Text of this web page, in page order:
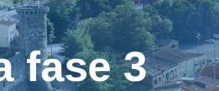
fase 3